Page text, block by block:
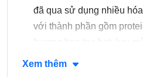
đã qua sử dụng nhiều
với thành phần gồm
hương hoa tạo bọt, lưu
Xem thêm